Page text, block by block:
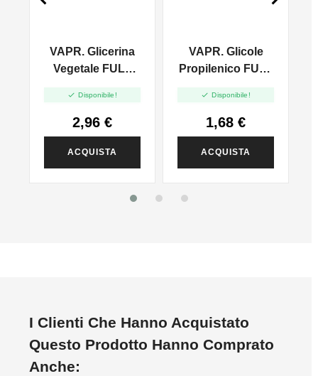
VAPR. Glicerina
Vegetale FULL
120ml
 Disponibile!
2,96 €
ACQUISTA
VAPR. Glicole
Propilenico FULL
 Disponibile!
1,68 €
ACQUISTA
I Clienti Che Hanno Acquistato
Questo Prodotto Hanno Comprato
Anche: